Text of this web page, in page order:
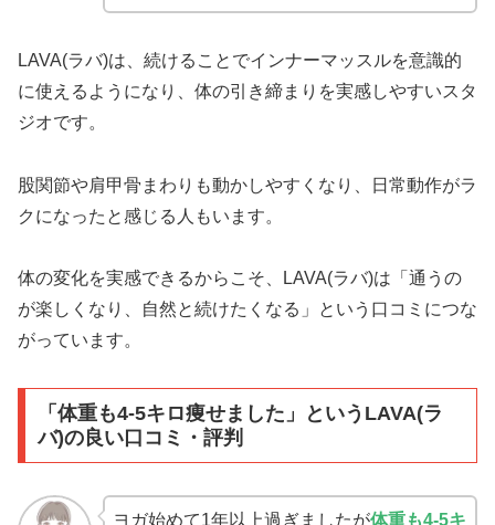
LAVA(ラバ)は、続けることでインナーマッスルを意識的
に使えるようになり、体の引き締まりを実感しやすいスタ
ジオです。
股関節や肩甲骨まわりも動かしやすくなり、日常動作がラ
クになったと感じる人もいます。
体の変化を実感できるからこそ、LAVA(ラバ)は「通うの
が楽しくなり、自然と続けたくなる」という口コミにつな
がっています。
「体重も4-5キロ痩せました」というLAVA(ラ
バ)の良い口コミ・評判
ヨガ始めて1年以上過ぎましたが体重も4-5キ